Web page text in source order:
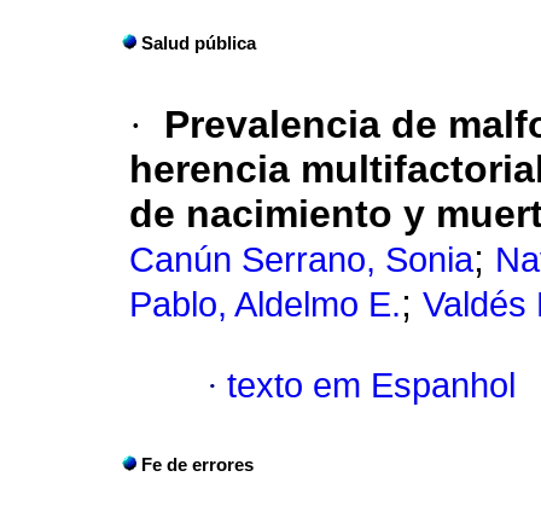
Salud pública
·
Prevalencia de
herencia
de nacimiento y
Canún Serrano, Sonia;
Pablo, Aldelmo E.; Valdés
· texto em Espanhol
Fe de errores